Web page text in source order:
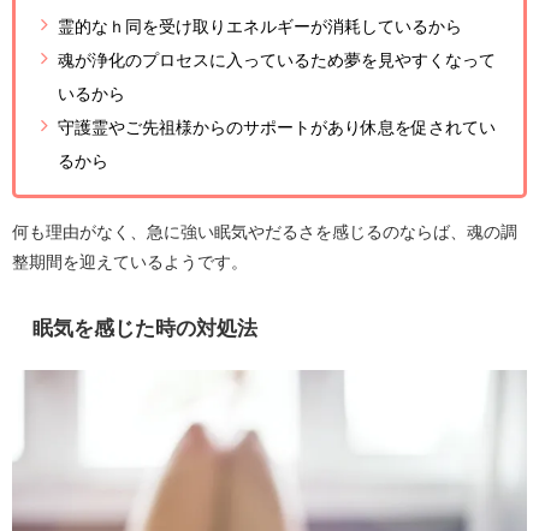
霊的なｈ同を受け取りエネルギーが消耗しているから
魂が浄化のプロセスに入っているため夢を見やすくなって
いるから
守護霊やご先祖様からのサポートがあり休息を促されてい
るから
何も理由がなく、急に強い眠気やだるさを感じるのならば、魂の調
整期間を迎えているようです。
眠気を感じた時の対処法